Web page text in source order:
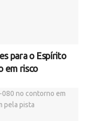
para o Espírito
em risco